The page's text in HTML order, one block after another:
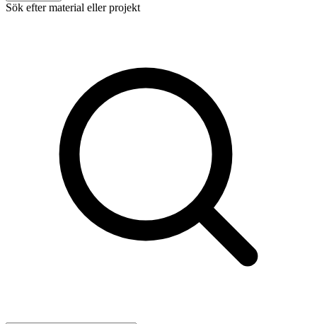
Sök efter material eller projekt